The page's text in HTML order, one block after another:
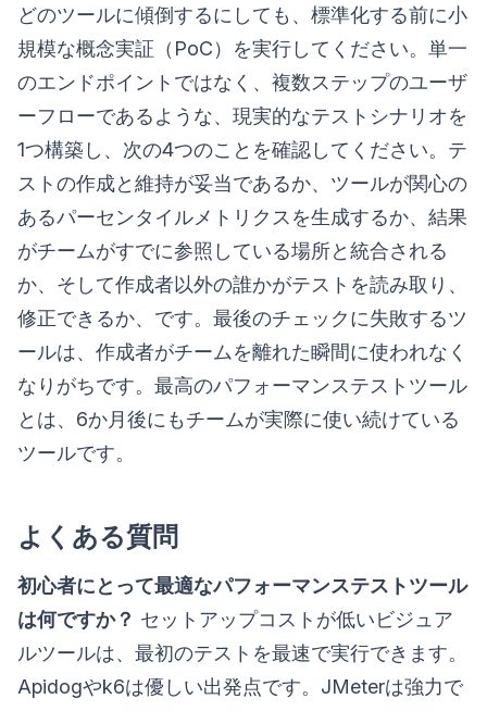
どのツールに傾倒するにしても、標準化する前に小
規模な概念実証（PoC）を実行してください。単一
のエンドポイントではなく、複数ステップのユーザ
ーフローであるような、現実的なテストシナリオを
1つ構築し、次の4つのことを確認してください。テ
ストの作成と維持が妥当であるか、ツールが関心の
あるパーセンタイルメトリクスを生成するか、結果
がチームがすでに参照している場所と統合される
か、そして作成者以外の誰かがテストを読み取り、
修正できるか、です。最後のチェックに失敗するツ
ールは、作成者がチームを離れた瞬間に使われなく
なりがちです。最高のパフォーマンステストツール
とは、6か月後にもチームが実際に使い続けている
ツールです。
よくある質問
初心者にとって最適なパフォーマンステストツール
は何ですか？ セットアップコストが低いビジュア
ルツールは、最初のテストを最速で実行できます。
Apidogやk6は優しい出発点です。JMeterは強力で